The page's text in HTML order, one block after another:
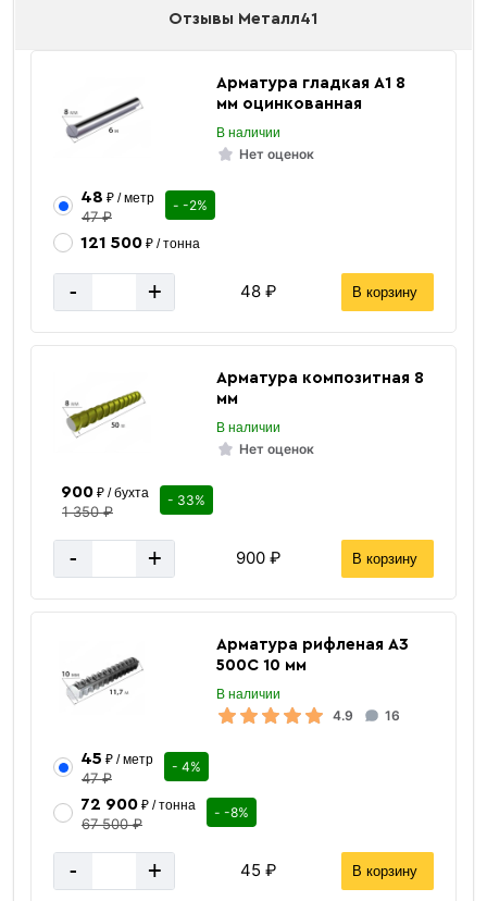
Отзывы Металл41
Арматура гладкая А1 8
мм оцинкованная
В наличии
Нет оценок
48 ₽ / метр
47 ₽
- -2%
121 500₽ / тонна
- + 48 ₽ В корзину
Арматура композитная 8
мм
В наличии
Нет оценок
900₽ / бухта
1 350 ₽
- 33%
- + 900 ₽ В корзину
Арматура рифленая А3
500С 10 мм
В наличии
4.9 16
45 ₽ / метр
47 ₽
- 4%
72 900₽ / тонна
67 500 ₽
- -8%
- + 45 ₽ В корзину